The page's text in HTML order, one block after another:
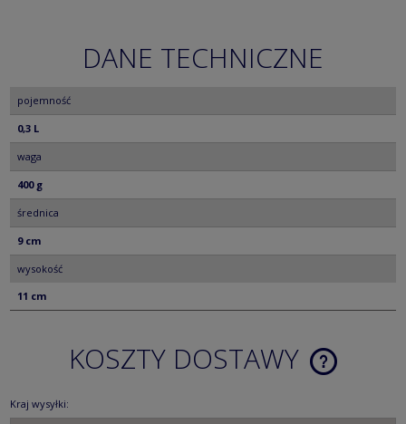
DANE TECHNICZNE
pojemność
0,3 L
waga
400 g
średnica
9 cm
wysokość
11 cm
KOSZTY DOSTAWY
CENA NIE
Kraj wysyłki: